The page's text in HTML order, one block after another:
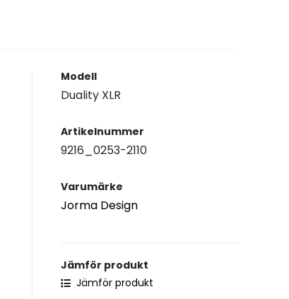
Modell
Duality XLR
Artikelnummer
9216_0253-2110
Varumärke
Jorma Design
Jämför produkt
Jämför produkt